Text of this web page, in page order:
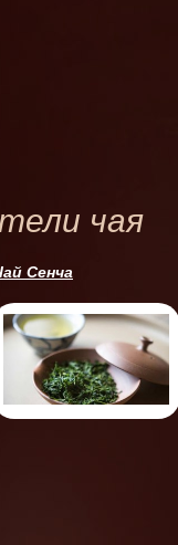
чая
Сенча